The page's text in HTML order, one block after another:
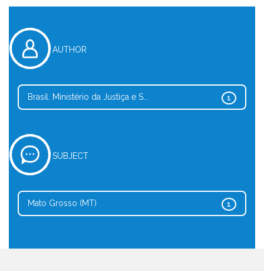
AUTHOR
1
Brasil. Ministério da Justiça e S...
SUBJECT
1
Mato Grosso (MT)